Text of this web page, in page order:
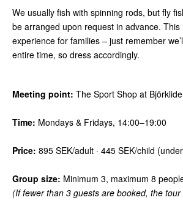
We usually fish with spinning rods, but fly
be arranged upon request in advance. This
experience for families – just remember
entire time, so dress accordingly.
Meeting point: The Sport Shop at
Time: Mondays & Fridays, 14:00–19:00
Price: 895 SEK/adult · 445 SEK/child
Group size: Minimum 3, maximum 8
(If fewer than 3 guests are booked, the